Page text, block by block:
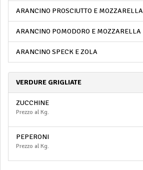
ARANCINO PROSCIUTTO E MOZZARELLA
ARANCINO POMODORO E MOZZARELLA
ARANCINO SPECK E ZOLA
VERDURE GRIGLIATE
ZUCCHINE
Prezzo al Kg.
PEPERONI
Prezzo al Kg.